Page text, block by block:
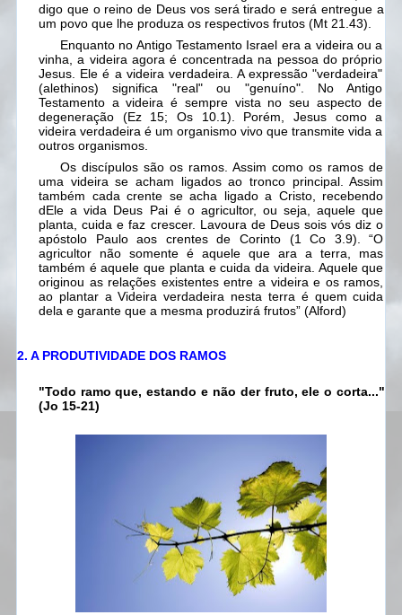
digo que o reino de Deus vos será tirado e será entregue a
um povo que lhe produza os respectivos frutos (Mt 21.43).
Enquanto no Antigo Testamento Israel era a videira ou a
vinha, a videira agora é concentrada na pessoa do próprio
Jesus. Ele é a videira verdadeira. A expressão "verdadeira"
(alethinos) significa "real" ou "genuíno". No Antigo
Testamento a videira é sempre vista no seu aspecto de
degeneração (Ez 15; Os 10.1). Porém, Jesus como a
videira verdadeira é um organismo vivo que transmite vida a
outros organismos.
Os discípulos são os ramos. Assim como os ramos de
uma videira se acham ligados ao tronco principal. Assim
também cada crente se acha ligado a Cristo, recebendo
dEle a vida Deus Pai é o agricultor, ou seja, aquele que
planta, cuida e faz crescer. Lavoura de Deus sois vós diz o
apóstolo Paulo aos crentes de Corinto (1 Co 3.9). “O
agricultor não somente é aquele que ara a terra, mas
também é aquele que planta e cuida da videira. Aquele que
originou as relações existentes entre a videira e os ramos,
ao plantar a Videira verdadeira nesta terra é quem cuida
dela e garante que a mesma produzirá frutos” (Alford)
2. A PRODUTIVIDADE DOS RAMOS
"Todo ramo que, estando e não der fruto, ele o corta..."
(Jo 15-21)